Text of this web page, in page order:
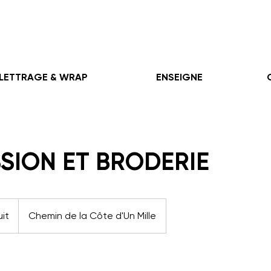
LETTRAGE & WRAP ENSEIGNE
ET BRODERIE
Chemin de la Côte d'Un Mille